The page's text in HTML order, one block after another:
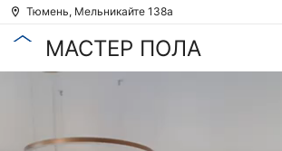
Тюмень, Мельникайте 138а
МАСТЕР ПОЛА